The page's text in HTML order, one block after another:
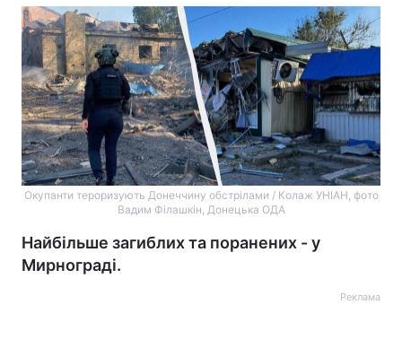
Окупанти тероризують Донеччину обстрілами / Колаж УНІАН, фото
Вадим Філашкін, Донецька ОДА
Найбільше загиблих та поранених - у
Мирнограді.
Реклама